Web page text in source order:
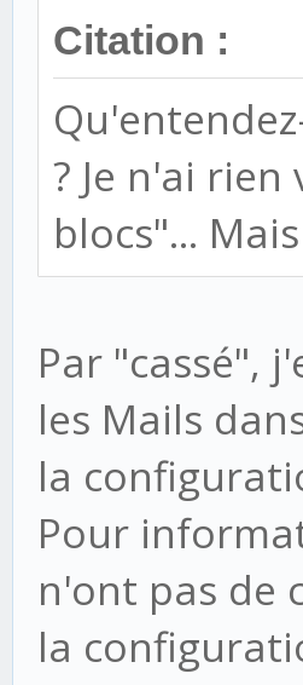
Citation :
? Je n'ai
blocs"...
Par "cassé",
les Mails
la
Pour
n'ont pas de
la